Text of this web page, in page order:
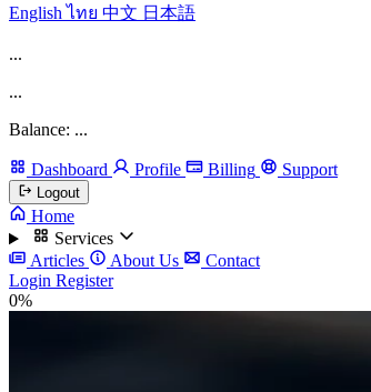
Englishไทย 中文 日本語
...
...
Balance: ...
Dashboard Profile Billing Support
Logout
Home
Services
Articles
About Us
Contact
Login Register
0%